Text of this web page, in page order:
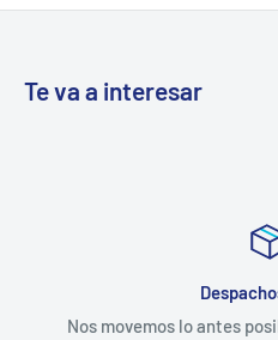
espesor
Puntas redondeadas
Precio Publicado en por Unidad
Te va a interesar
Nos movemos lo antes